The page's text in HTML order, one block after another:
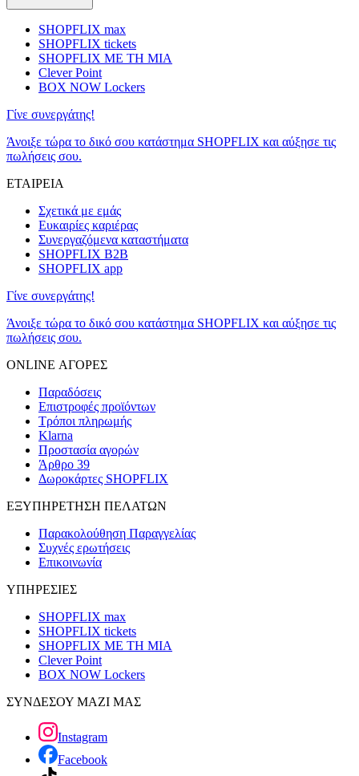
SHOPFLIX max
SHOPFLIX tickets
SHOPFLIX ΜΕ ΤΗ ΜΙΑ
Clever Point
BOX NOW Lockers
Γίνε συνεργάτης!
Άνοιξε τώρα το δικό σου κατάστημα SHOPFLIX και αύξησε τις
πωλήσεις σου.
ΕΤΑΙΡΕΙΑ
Σχετικά με εμάς
Ευκαιρίες καριέρας
Συνεργαζόμενα καταστήματα
SHOPFLIX B2B
SHOPFLIX app
Γίνε συνεργάτης!
Άνοιξε τώρα το δικό σου κατάστημα SHOPFLIX και αύξησε τις
πωλήσεις σου.
ONLINE ΑΓΟΡΕΣ
Παραδόσεις
Επιστροφές προϊόντων
Τρόποι πληρωμής
Klarna
Προστασία αγορών
Άρθρο 39
Δωροκάρτες SHOPFLIX
ΕΞΥΠΗΡΕΤΗΣΗ ΠΕΛΑΤΩΝ
Παρακολούθηση Παραγγελίας
Συχνές ερωτήσεις
Επικοινωνία
ΥΠΗΡΕΣΙΕΣ
SHOPFLIX max
SHOPFLIX tickets
SHOPFLIX ΜΕ ΤΗ ΜΙΑ
Clever Point
BOX NOW Lockers
ΣΥΝΔΕΣΟΥ ΜΑΖΙ ΜΑΣ
Instagram
Facebook